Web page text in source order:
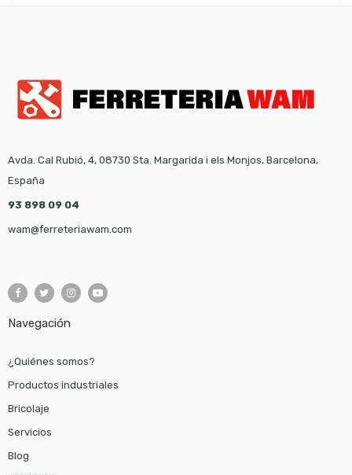
Avda. Cal Rubió, 4, 08730 Sta. Margarida i els Monjos, Barcelona,
España
93 898 09 04
wam@ferreteriawam.com
Navegación
¿Quiénes somos?
Productos industriales
Bricolaje
Servicios
Blog